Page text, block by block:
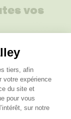
tiers, afin
votre expérience
du site et
pour vous
sur notre
vos